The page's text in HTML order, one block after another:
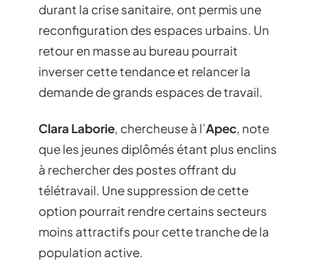
durant la crise sanitaire, ont permis une
reconfiguration des espaces urbains. Un
retour en masse au bureau pourrait
inverser cette tendance et relancer la
demande de grands espaces de travail.
Clara Laborie, chercheuse à l’Apec, note
que les jeunes diplômés étant plus enclins
à rechercher des postes offrant du
télétravail. Une suppression de cette
option pourrait rendre certains secteurs
moins attractifs pour cette tranche de la
population active.